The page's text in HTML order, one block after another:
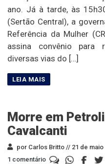
ano. Já à tarde, às
(Sertão Central), a
Referência da Mulher
assina convênio para
diversas vias do […]
Morre em
Cavalcanti
por Carlos Britto // 21 de maio
1 comentário